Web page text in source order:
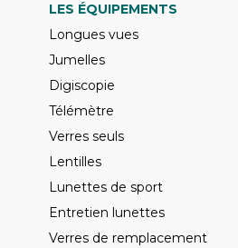
LES ÉQUIPEMENTS
Longues vues
Jumelles
Digiscopie
Télémètre
Verres seuls
Lentilles
Lunettes de sport
Entretien lunettes
Verres de remplacement